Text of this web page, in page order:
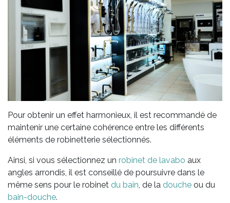
Pour obtenir un effet harmonieux, il est recommandé de
maintenir une certaine cohérence entre les différents
éléments de robinetterie sélectionnés.
Ainsi, si vous sélectionnez un robinet de lavabo aux
angles arrondis, il est conseillé de poursuivre dans le
même sens pour le robinet du bain, de la douche ou du
bain-douche.